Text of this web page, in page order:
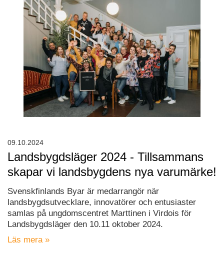
Landsbygdsläger 2024 - Tillsammans
skapar vi landsbygdens nya varumärke!
Svenskfinlands Byar är medarrangör när
landsbygdsutvecklare, innovatörer och entusiaster
samlas på ungdomscentret Marttinen i Virdois för
Landsbygdsläger den 10.11 oktober 2024.
Läs mera »
09.10.2024